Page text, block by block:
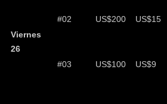
Viernes
26
#02 US$200 US$15
#03 US$100 US$9